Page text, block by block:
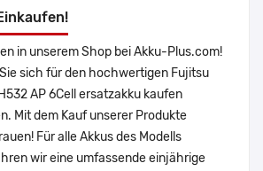
in unserem Shop bei Akku-Plus.com!
sich für den hochwertigen Fujitsu
AP 6Cell ersatzakku kaufen
Mit dem Kauf unserer Produkte
Für alle Akkus des Modells
wir eine umfassende einjährige